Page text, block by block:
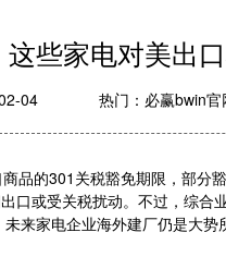
些家电对美出
04 热门： 必赢bwin
的301关税豁免期限，部分
或受关税扰动。不过，综
来家电企业海外建厂仍是大势